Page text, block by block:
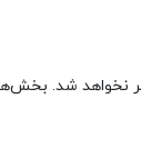
نخواهد شد.